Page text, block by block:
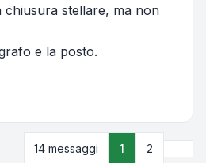
chiusura stellare, ma non
e la posto.
e ordinamento
14 messaggi 1 2